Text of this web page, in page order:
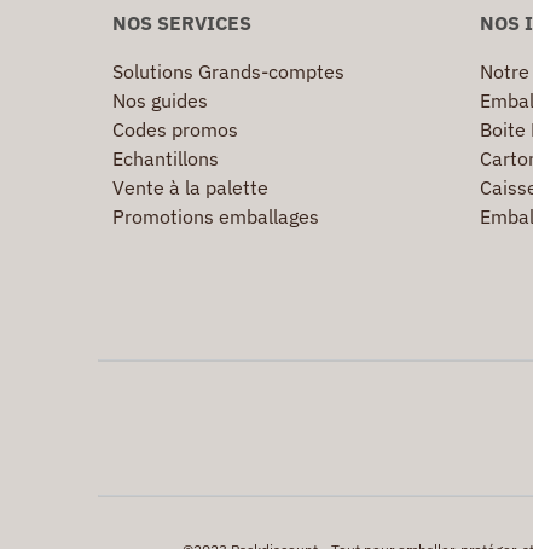
NOS SERVICES
Solutions Grands-comptes
Nos guides
Codes promos
Echantillons
Vente à la palette
Promotions emballages
NOS
Boite